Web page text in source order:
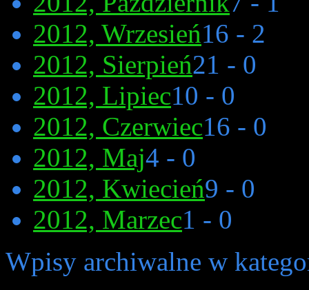
2012, Wrzesień16 - 2
2012, Sierpień21 - 0
2012, Lipiec10 - 0
2012, Czerwiec16 - 0
2012, Maj4 - 0
2012, Kwiecień9 - 0
2012, Marzec1 - 0
Wpisy archiwalne w